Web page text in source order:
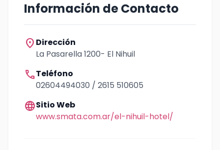
Información de Contacto
location_on Dirección
La Pasarella 1200- El Nihuil
callTeléfono
02604494030 / 2615 510605
languageSitio Web
www.smata.com.ar/el-nihuil-hotel/